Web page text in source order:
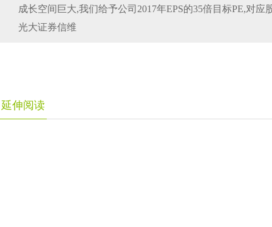
成长空间巨大,我们给予公司2017年EPS的35倍目标PE,对应
光大证券信维
延伸阅读